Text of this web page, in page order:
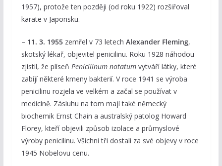
1957), protože ten později (od roku 1922) rozšiřoval
karate v Japonsku.
– 11. 3. 1955zemřel v 73 letech Alexander Fleming,
skotský lékař, objevitel penicilinu. Roku 1928 náhodou
zjistil, že plíseň Penicilinum notatumvytváří látky, které
zabíjí některé kmeny bakterií. V roce 1941 se výroba
penicilinu rozjela ve velkém a začal se používat v
medicíně. Zásluhu na tom mají také německý
biochemik Ernst Chain a australský patolog Howard
Florey, kteří objevili způsob izolace a průmyslové
výroby penicilinu. Všichni tři dostali za své objevy v roce
1945 Nobelovu cenu.